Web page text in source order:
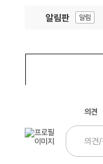
알림판 알림
의견